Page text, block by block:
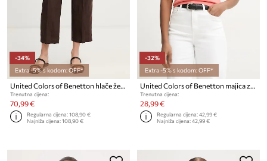
-34%
Extra -5% s kodom: OFF*
United Colors of Benetton hlače ženske lanene
Trenutna cijena:
70,99 €
Regularna cijena:108,90 €
Najniža cijena:108,90 €
-32%
Extra -5% s kodom: OFF*
United Colors of Benetton majica za žene od pamuka
Trenutna cijena:
28,99 €
Regularna cijena:42,99 €
Najniža cijena:42,99 €